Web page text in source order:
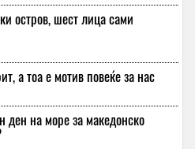
остров, шест лица сами
а тоа е мотив повеќе за нас
ден на море за македонско